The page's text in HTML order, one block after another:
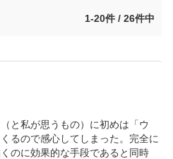
1-20件 / 26件中
と私が思うもの）に初めは「ウ
るので感心してしまった。完全に
のに効果的な手段であると同時